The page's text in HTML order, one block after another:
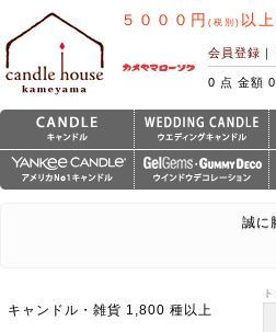
５０００円 (税別) 以
会員登録 ｜
0 点 金額
誠に
キャンドル・雑貨 1,800 種以上